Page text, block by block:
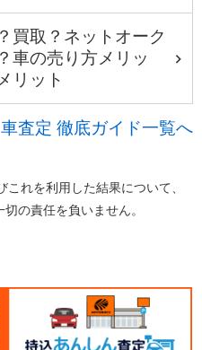
買取？ネットオーク
車の売り方メリッ
リット
査定 徹底ガイド一覧へ
れを利用した結果について、
の責任を負いません。